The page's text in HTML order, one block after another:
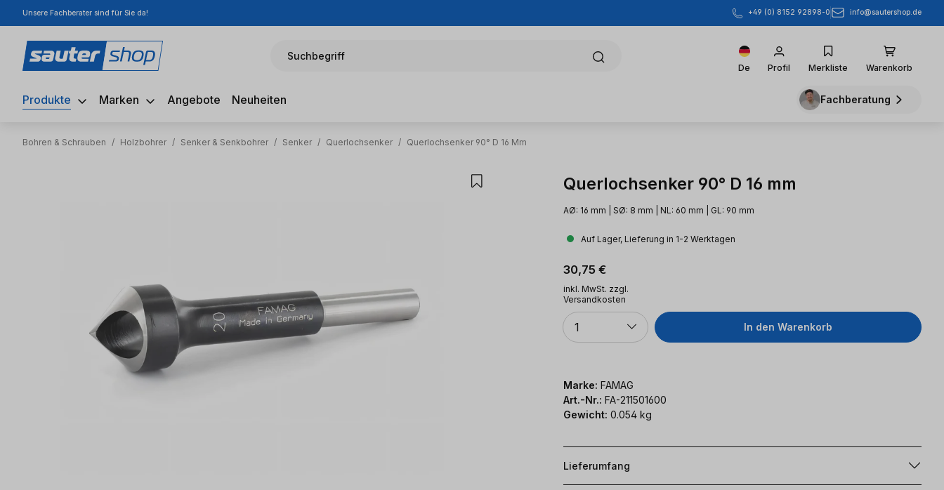
Hauptinhalt springen
Zur Suche springen
Zur Hauptnavigation springen
Unsere Fachberater sind für Sie da! +49 (0) 8152 92898-0 info@sautershop.de
Suchbegriff
De Profil Merkliste Warenkorb
Produkte Marken Angebote Neuheiten Fachberatung
Bohren & Schrauben / Holzbohrer / Senker & Senkbohrer / Senker / Querlochsenker / Querlochsenker 90° D 16 Mm
Querlochsenker 90° D 16 mm
AØ: 16 mm | SØ: 8 mm | NL: 60 mm | GL: 90 mm
Auf Lager, Lieferung in 1-2 Werktagen
Regulärer Preis:
30,75 €
inkl. MwSt. zzgl.
Versandkosten
Anzahl
1 In den Warenkorb
Marke: FAMAG
Art.-Nr.: FA-211501600
Gewicht: 0.054 kg
Lieferumfang